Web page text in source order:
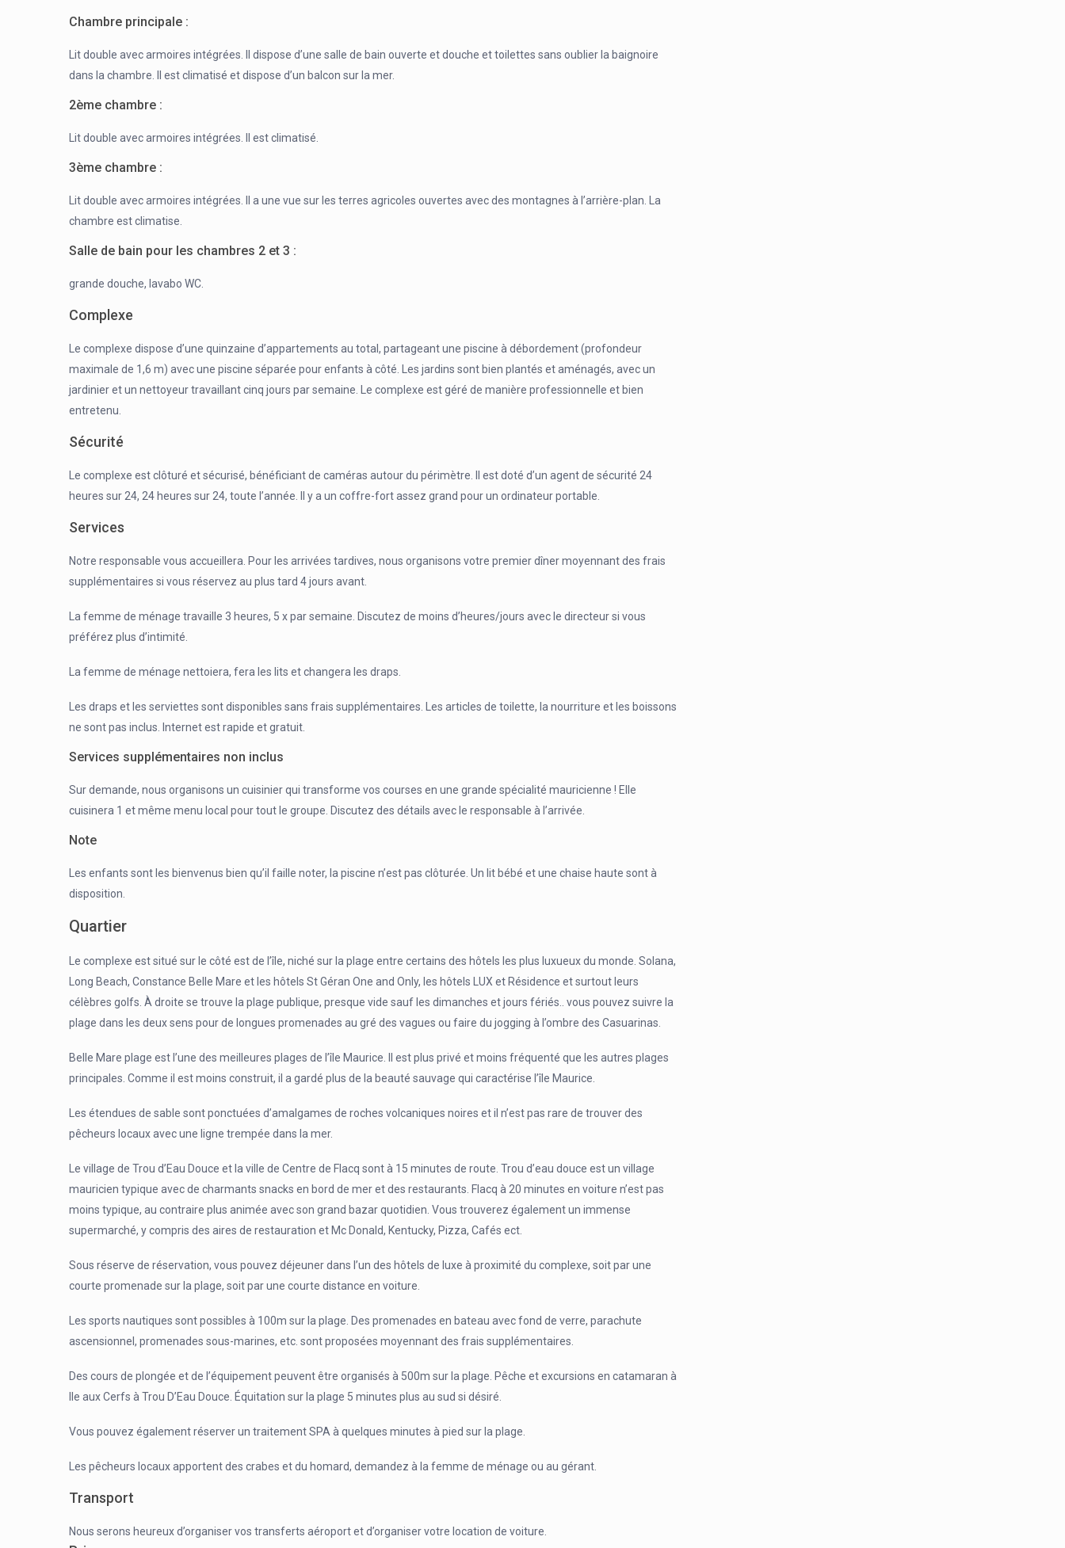
Chambre principale :
Lit double avec armoires intégrées. Il dispose d’une salle de bain ouverte et douche et toilettes sans oublier la baignoire
dans la chambre. Il est climatisé et dispose d’un balcon sur la mer.
2ème chambre :
Lit double avec armoires intégrées. Il est climatisé.
3ème chambre :
Lit double avec armoires intégrées. Il a une vue sur les terres agricoles ouvertes avec des montagnes à l’arrière-plan. La
chambre est climatise.
Salle de bain pour les chambres 2 et 3 :
grande douche, lavabo WC.
Complexe
Le complexe dispose d’une quinzaine d’appartements au total, partageant une piscine à débordement (profondeur
maximale de 1,6 m) avec une piscine séparée pour enfants à côté. Les jardins sont bien plantés et aménagés, avec un
jardinier et un nettoyeur travaillant cinq jours par semaine. Le complexe est géré de manière professionnelle et bien
entretenu.
Sécurité
Le complexe est clôturé et sécurisé, bénéficiant de caméras autour du périmètre. Il est doté d’un agent de sécurité 24
heures sur 24, 24 heures sur 24, toute l’année. Il y a un coffre-fort assez grand pour un ordinateur portable.
Services
Notre responsable vous accueillera. Pour les arrivées tardives, nous organisons votre premier dîner moyennant des frais
supplémentaires si vous réservez au plus tard 4 jours avant.
La femme de ménage travaille 3 heures, 5 x par semaine. Discutez de moins d’heures/jours avec le directeur si vous
préférez plus d’intimité.
La femme de ménage nettoiera, fera les lits et changera les draps.
Les draps et les serviettes sont disponibles sans frais supplémentaires. Les articles de toilette, la nourriture et les boissons
ne sont pas inclus. Internet est rapide et gratuit.
Services supplémentaires non inclus
Sur demande, nous organisons un cuisinier qui transforme vos courses en une grande spécialité mauricienne ! Elle
cuisinera 1 et même menu local pour tout le groupe. Discutez des détails avec le responsable à l’arrivée.
Note
Les enfants sont les bienvenus bien qu’il faille noter, la piscine n’est pas clôturée. Un lit bébé et une chaise haute sont à
disposition.
Quartier
Le complexe est situé sur le côté est de l’île, niché sur la plage entre certains des hôtels les plus luxueux du monde. Solana,
Long Beach, Constance Belle Mare et les hôtels St Géran One and Only, les hôtels LUX et Résidence et surtout leurs
célèbres golfs. À droite se trouve la plage publique, presque vide sauf les dimanches et jours fériés.. vous pouvez suivre la
plage dans les deux sens pour de longues promenades au gré des vagues ou faire du jogging à l’ombre des Casuarinas.
Belle Mare plage est l’une des meilleures plages de l’île Maurice. Il est plus privé et moins fréquenté que les autres plages
principales. Comme il est moins construit, il a gardé plus de la beauté sauvage qui caractérise l’île Maurice.
Les étendues de sable sont ponctuées d’amalgames de roches volcaniques noires et il n’est pas rare de trouver des
pêcheurs locaux avec une ligne trempée dans la mer.
Le village de Trou d’Eau Douce et la ville de Centre de Flacq sont à 15 minutes de route. Trou d’eau douce est un village
mauricien typique avec de charmants snacks en bord de mer et des restaurants. Flacq à 20 minutes en voiture n’est pas
moins typique, au contraire plus animée avec son grand bazar quotidien. Vous trouverez également un immense
supermarché, y compris des aires de restauration et Mc Donald, Kentucky, Pizza, Cafés ect.
Sous réserve de réservation, vous pouvez déjeuner dans l’un des hôtels de luxe à proximité du complexe, soit par une
courte promenade sur la plage, soit par une courte distance en voiture.
Les sports nautiques sont possibles à 100m sur la plage. Des promenades en bateau avec fond de verre, parachute
ascensionnel, promenades sous-marines, etc. sont proposées moyennant des frais supplémentaires.
Des cours de plongée et de l’équipement peuvent être organisés à 500m sur la plage. Pêche et excursions en catamaran à
lle aux Cerfs à Trou D’Eau Douce. Équitation sur la plage 5 minutes plus au sud si désiré.
Vous pouvez également réserver un traitement SPA à quelques minutes à pied sur la plage.
Les pêcheurs locaux apportent des crabes et du homard, demandez à la femme de ménage ou au gérant.
Transport
Nous serons heureux d’organiser vos transferts aéroport et d’organiser votre location de voiture.